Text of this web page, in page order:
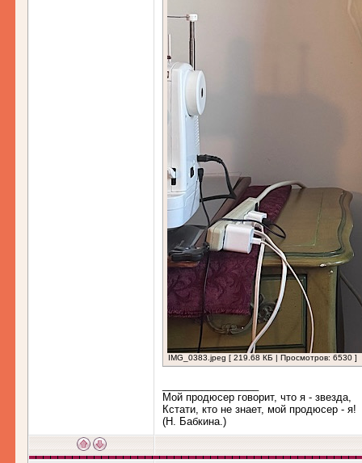
IMG_0383.jpeg [ 219.68 КБ | Просмотров: 6530 ]
Мой продюсер говорит, что я - звезда,
Кстати, кто не знает, мой продюсер - я!
(Н. Бабкина.)